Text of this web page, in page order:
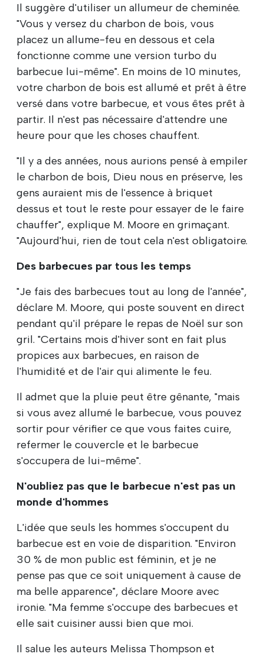
Il suggère d'utiliser un allumeur de cheminée.
"Vous y versez du charbon de bois, vous
placez un allume-feu en dessous et cela
fonctionne comme une version turbo du
barbecue lui-même". En moins de 10 minutes,
votre charbon de bois est allumé et prêt à être
versé dans votre barbecue, et vous êtes prêt à
partir. Il n'est pas nécessaire d'attendre une
heure pour que les choses chauffent.
"Il y a des années, nous aurions pensé à empiler
le charbon de bois, Dieu nous en préserve, les
gens auraient mis de l'essence à briquet
dessus et tout le reste pour essayer de le faire
chauffer", explique M. Moore en grimaçant.
"Aujourd'hui, rien de tout cela n'est obligatoire.
Des barbecues par tous les temps
"Je fais des barbecues tout au long de l'année",
déclare M. Moore, qui poste souvent en direct
pendant qu'il prépare le repas de Noël sur son
gril. "Certains mois d'hiver sont en fait plus
propices aux barbecues, en raison de
l'humidité et de l'air qui alimente le feu.
Il admet que la pluie peut être gênante, "mais
si vous avez allumé le barbecue, vous pouvez
sortir pour vérifier ce que vous faites cuire,
refermer le couvercle et le barbecue
s'occupera de lui-même".
N'oubliez pas que le barbecue n'est pas un
monde d'hommes
L'idée que seuls les hommes s'occupent du
barbecue est en voie de disparition. "Environ
30 % de mon public est féminin, et je ne
pense pas que ce soit uniquement à cause de
ma belle apparence", déclare Moore avec
ironie. "Ma femme s'occupe des barbecues et
elle sait cuisiner aussi bien que moi.
Il salue les auteurs Melissa Thompson et